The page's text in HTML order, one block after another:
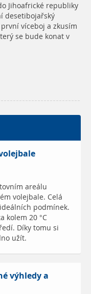
Jihoafrické republiky
desetibojařský
víceboj a zkusím
se bude konat v
areálu
volejbale. Celá
podmínek.
kolem 20 °C
Díky tomu si
užít.
výhledy a